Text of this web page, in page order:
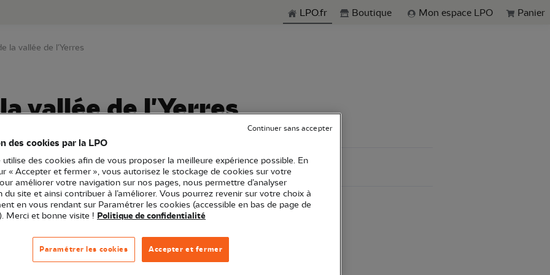
Aller à la rechercheLPO.fr Boutique Mon espace LPO Panier
la vallée de l'Yerres
vallée de l'Yerres
de-France Sortie nature 77 - Seine-et-Marne
de l'Yerres en Seine-et-Marne.
des cookies par la LPO
des cookies afin de vous proposer la meilleure expérience possible. En
« Accepter et fermer », vous autorisez le stockage de cookies sur votre
améliorer votre navigation sur nos pages, nous permettre d’analyser
du site et ainsi contribuer à l’améliorer. Vous pourrez revenir sur votre choix à
en vous rendant sur Paramétrer les cookies (accessible en bas de page de
Merci et bonne visite ! Politique de confidentialité
Accepter et fermer
Paramétrer les cookies
Continuer sans accepter